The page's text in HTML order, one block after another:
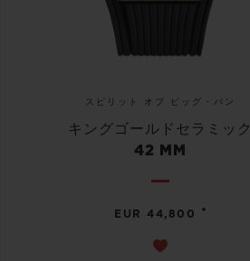
スピリット オブ ビッグ・バン
キングゴールドセラミック
42 MM
EUR 44,800 •